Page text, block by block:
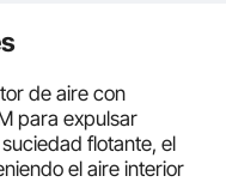
de aire con
para expulsar
flotante, el
el aire interior